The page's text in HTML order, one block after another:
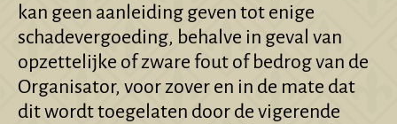
kan geen aanleiding geven tot enige
schadevergoeding, behalve in geval van
opzettelijke of zware fout of bedrog van de
Organisator, voor zover en in de mate dat
dit wordt toegelaten door de vigerende